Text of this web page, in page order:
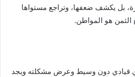
بل يكشف ضعفها، وتراجع مستواها
الثمن هو المواطن.
قيادي دون وسيط وعرض مشكلته ويجد